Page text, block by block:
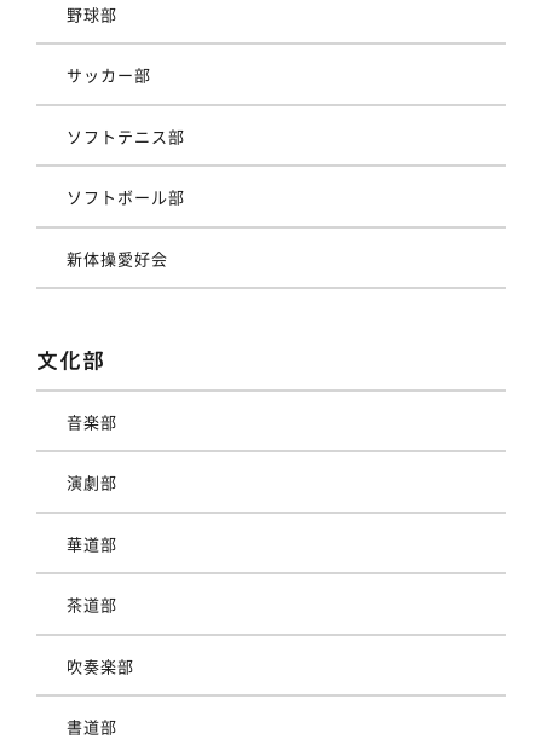
野球部
サッカー部
ソフトテニス部
ソフトボール部
新体操愛好会
文化部
音楽部
演劇部
華道部
茶道部
吹奏楽部
書道部